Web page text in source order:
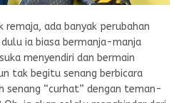
remaja, ada banyak perubahan
ia biasa bermanja-manja
menyendiri dan bermain
tak begitu senang berbicara
senang “curhat” dengan teman-